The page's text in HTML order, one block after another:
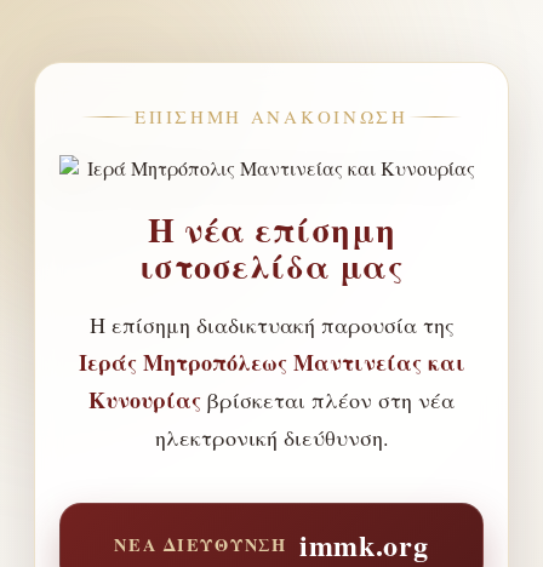
ΕΠΊΣΗΜΗ ΑΝΑΚΟΊΝΩΣΗ
Η νέα επίσημη
ιστοσελίδα μας
Η επίσημη διαδικτυακή παρουσία της
Ιεράς Μητροπόλεως Μαντινείας και
Κυνουρίας βρίσκεται πλέον στη νέα
ηλεκτρονική διεύθυνση.
ΝΈΑ ΔΙΕΎΘΥΝΣΗ immk.org